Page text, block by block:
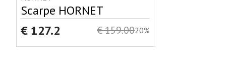
Scarpe HORNET
€ 127.2
€ 159.0020%